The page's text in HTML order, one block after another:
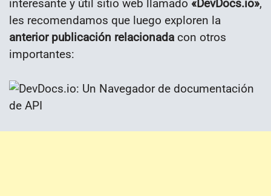
interesante y útil sitio web llamado «DevDocs.io»,
les recomendamos que luego exploren la
anterior publicación relacionada con otros
importantes: